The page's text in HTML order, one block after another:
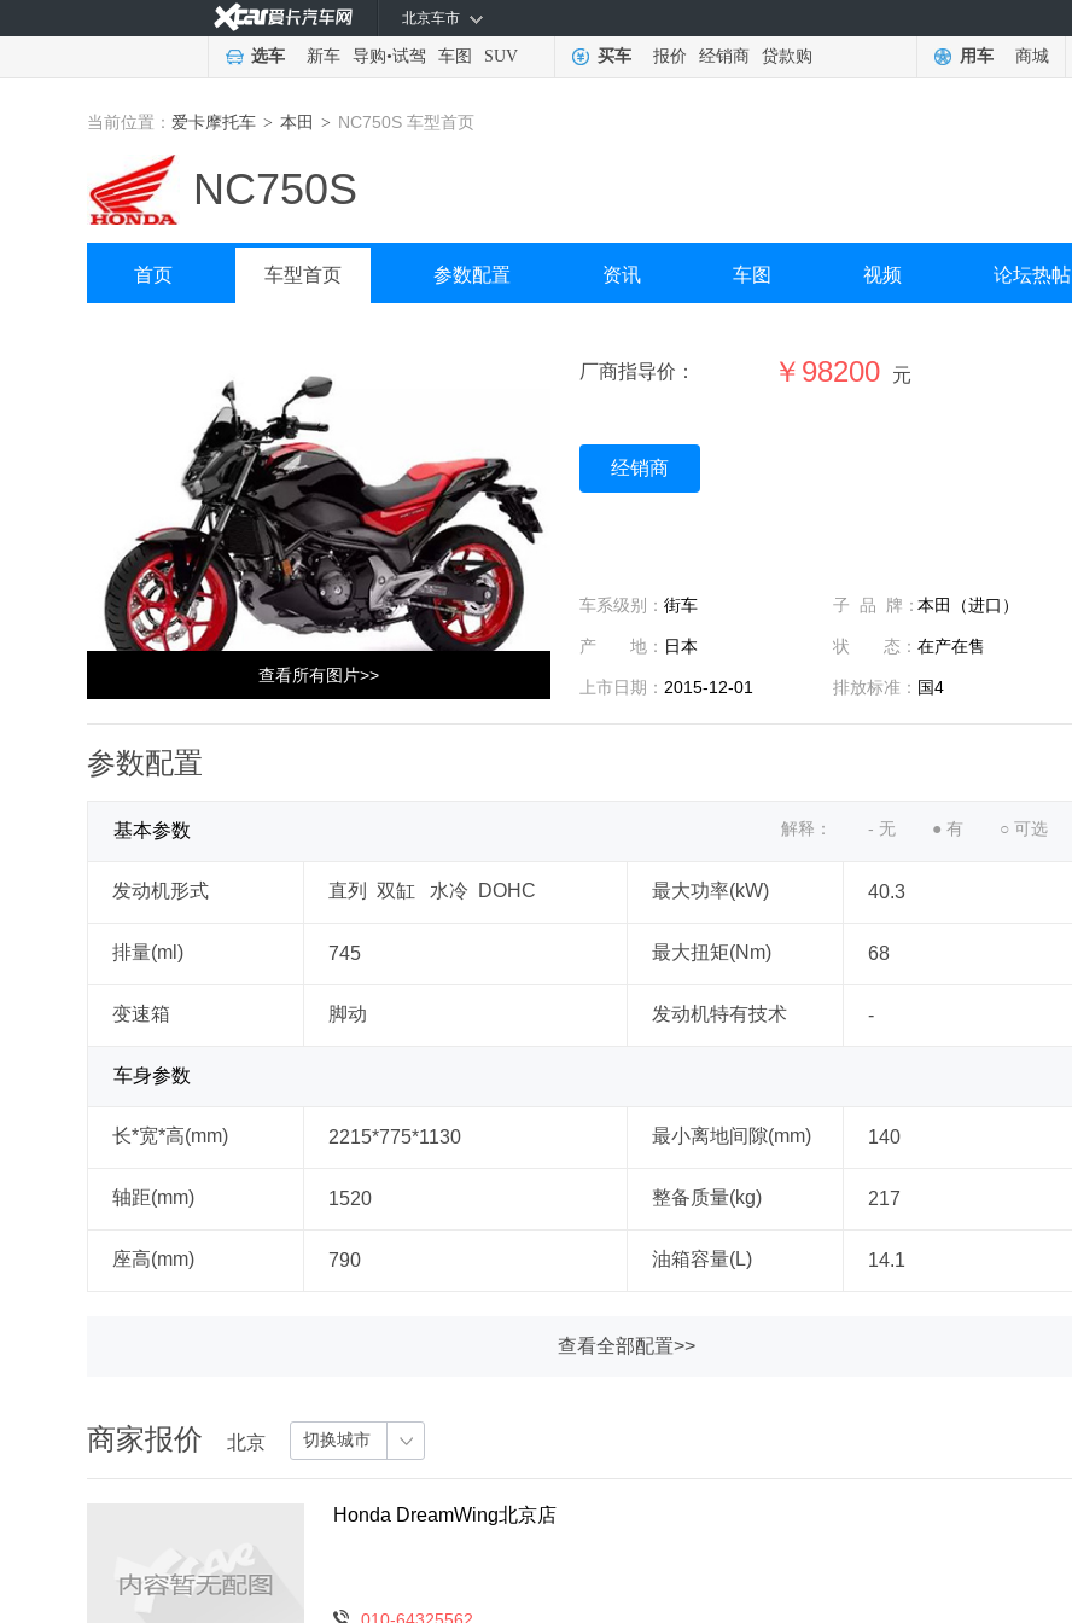
北京车市
选车 新车 导购•试驾 车图 SUV 买车 报价 经销商 贷款购 用车 商城
当前位置： 爱卡摩托车 > 本田 > NC750S 车型首页
NC750S
首页 车型首页 参数配置 资讯 车图 视频 论坛热帖
查看所有图片>>
厂商指导价： ￥98200 元
经销商
车系级别： 街车 子 品 牌：本田（进口）
产 地： 日本 状 态： 在产在售
上市日期： 2015-12-01 排放标准： 国4
参数配置
基本参数 解释： - 无 ● 有 ○ 可选
发动机形式 直列 双缸 水冷 DOHC 最大功率(kW) 40.3
排量(ml) 745 最大扭矩(Nm) 68
变速箱 脚动 发动机特有技术 -
车身参数
长*宽*高(mm) 2215*775*1130 最小离地间隙(mm) 140
轴距(mm) 1520 整备质量(kg) 217
座高(mm) 790 油箱容量(L) 14.1
查看全部配置>>
商家报价 北京 切换城市
Honda DreamWing北京店